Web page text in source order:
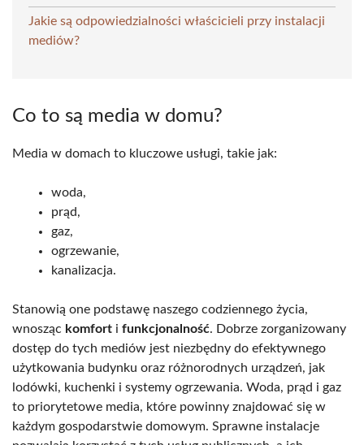
Jakie są odpowiedzialności właścicieli przy instalacji
mediów?
Co to są media w domu?
Media w domach to kluczowe usługi, takie jak:
woda,
prąd,
gaz,
ogrzewanie,
kanalizacja.
Stanowią one podstawę naszego codziennego życia,
wnosząc komfort i funkcjonalność. Dobrze zorganizowany
dostęp do tych mediów jest niezbędny do efektywnego
użytkowania budynku oraz różnorodnych urządzeń, jak
lodówki, kuchenki i systemy ogrzewania. Woda, prąd i gaz
to priorytetowe media, które powinny znajdować się w
każdym gospodarstwie domowym. Sprawne instalacje